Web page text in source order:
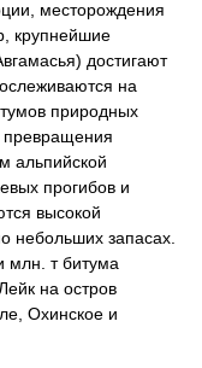
месторождения
крупнейшие
достигают
на
природных
превращения
альпийской
прогибов и
высокой
небольших запасах.
млн. т битума
на остров
Охинское и